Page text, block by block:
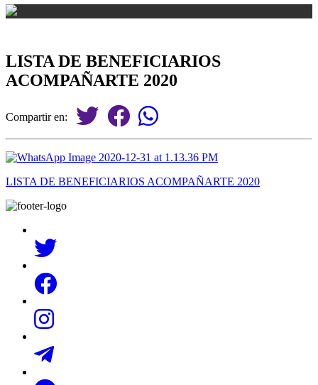
LISTA DE BENEFICIARIOS
ACOMPAÑARTE 2020
Compartir en:
LISTA DE BENEFICIARIOS ACOMPAÑARTE 2020